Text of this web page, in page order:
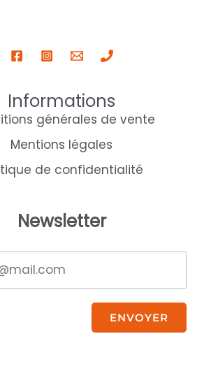
Informations
générales de vente
Mentions légales
de confidentialité
Newsletter
ENVOYER